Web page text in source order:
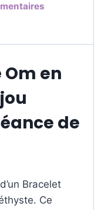
Om en
de
Bracelet
Ce